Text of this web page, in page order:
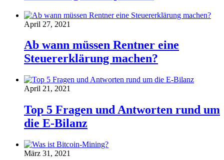
April 27, 2021
Ab wann müssen Rentner eine
Steuererklärung machen?
April 21, 2021
Top 5 Fragen und Antworten rund um
die E-Bilanz
März 31, 2021